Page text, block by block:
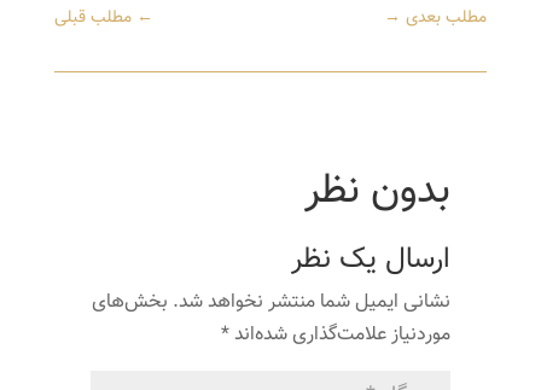
←مطلب قبلی مطلب بعدی→
بدون نظر
ارسال یک نظر
نشانی ایمیل شما منتشر نخواهد شد. بخش‌های
موردنیاز علامت‌گذاری شده‌اند*